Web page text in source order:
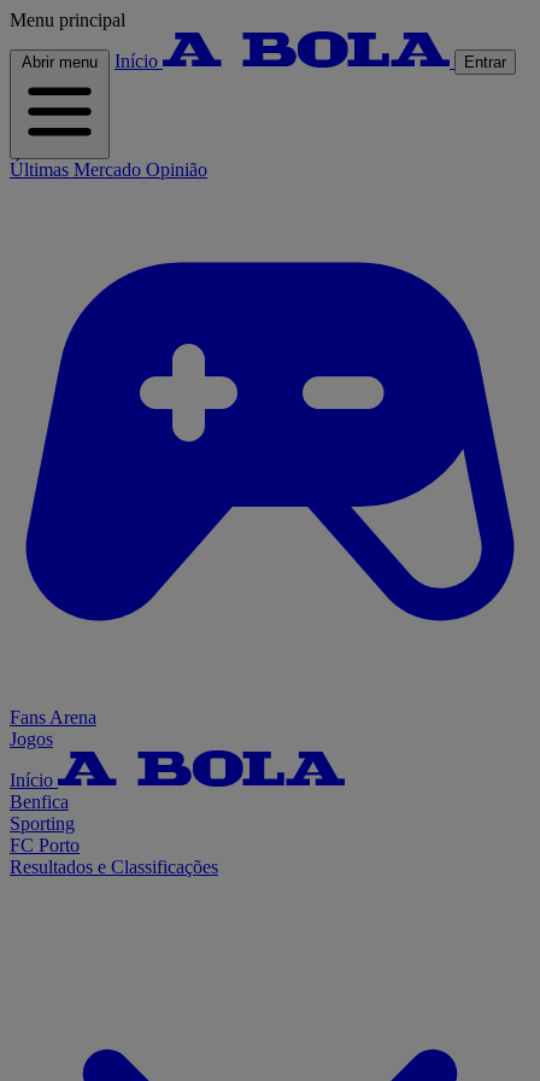
Menu principal
Abrir menu Início Entrar
Últimas Mercado Opinião
Fans Arena
Jogos
Início
Benfica
Sporting
FC Porto
Resultados e Classificações